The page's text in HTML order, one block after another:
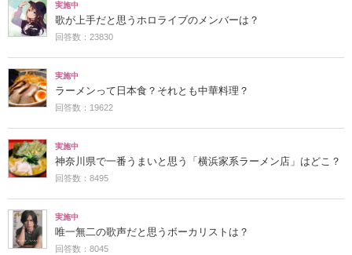
実施中
歌が上手だと思うホロライブのメンバーは？
回答数：23830
実施中
ラーメンって日本食？それとも中華料理？
回答数：19622
実施中
神奈川県で一番うまいと思う「横浜家系ラーメン店」はどこ？
回答数：8495
実施中
唯一無二の歌声だと思うボーカリストは？
回答数：8045